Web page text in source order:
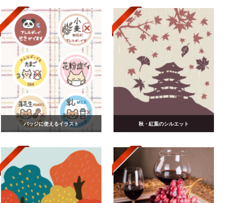
バッジに使えるイラスト 秋・紅葉のシルエット